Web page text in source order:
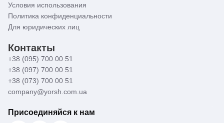
Условия использования
Политика конфиденциальности
Для юридических лиц
Контакты
+38 (095) 700 00 51
+38 (097) 700 00 51
+38 (073) 700 00 51
company@yorsh.com.ua
Присоединяйся к нам